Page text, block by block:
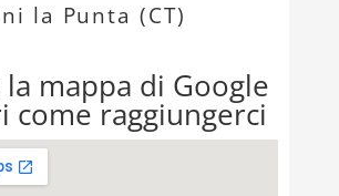
la Punta (CT)
la mappa di Google
come raggiungerci